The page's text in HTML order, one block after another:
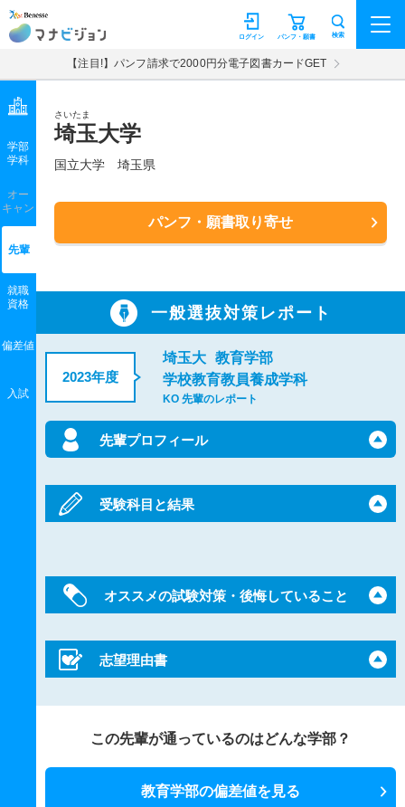
マナビジョン パンフ・願書
ログイン 検索
【注目!】パンフ請求で2000円分電子図書カードGET
さいたま
埼玉大学
国立大学 埼玉県
パンフ・願書取り寄せ
学部
学科
オー
キャン
先輩
就職
資格
偏差値
入試
一般選抜対策レポート
2023年度
埼玉大 教育学部
学校教育教員養成学科
KO 先輩のレポート
先輩プロフィール
受験科目と結果
オススメの試験対策・後悔していること
志望理由書
この先輩が通っているのはどんな学部？
教育学部の偏差値を見る